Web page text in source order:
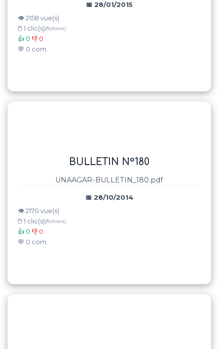
📅 28/01/2015
👁️ 2158 vue(s)
🖱️ 1 clic(s)(fichiers)
👍 0 👎 0
💬 0 com.
BULLETIN N°180
UNAAGAR-BULLETIN_180.pdf
📅 28/10/2014
👁️ 2170 vue(s)
🖱️ 1 clic(s)(fichiers)
👍 0 👎 0
💬 0 com.